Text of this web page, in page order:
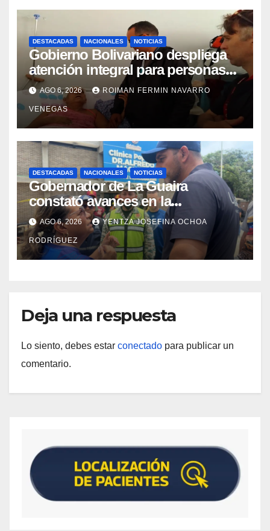
DESTACADAS NACIONALES NOTICIAS
Gobierno Bolivariano despliega
atención integral para personas
con discapacidad en
campamentos de La Guaira
AGO 6, 2026 ROIMAN FERMIN NAVARRO
VENEGAS
DESTACADAS NACIONALES NOTICIAS
Gobernador de La Guaira
constató avances en la
rehabilitación del Hospitalito de
Catia la Mar
AGO 6, 2026 YENTZA JOSEFINA OCHOA
RODRÍGUEZ
Deja una respuesta
Lo siento, debes estar conectado para publicar un
comentario.